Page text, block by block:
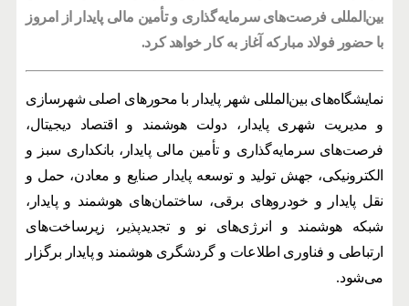
بین‌المللی فرصت‌های سرمایه‌گذاری و تأمین مالی پایدار از امروز
با حضور فولاد مبارکه آغاز به کار خواهد کرد.
نمایشگاه‌های بین‌المللی شهر پایدار با محورهای اصلی شهرسازی
و مدیریت شهری پایدار، دولت هوشمند و اقتصاد دیجیتال،
فرصت‌های سرمایه‌گذاری و تأمین مالی پایدار، بانکداری سبز و
الکترونیکی، جهش تولید و توسعه پایدار صنایع و معادن، حمل و
نقل پایدار و خودروهای برقی، ساختمان‌های هوشمند و پایدار،
شبکه هوشمند و انرژی‌های نو و تجدیدپذیر، زیرساخت‌های
ارتباطی و فناوری اطلاعات و گردشگری هوشمند و پایدار برگزار
می‌شود.